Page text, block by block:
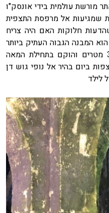
מורשת עולמית בידי אונסק"ו
פתלתלות שמגיעות אל מרפסת התצפית
חלוקות האם היה צריח
המבנה הגבוה העתיק ביותר
ברמלה. המגדל מתנשא לגובה 30 מטרים והוקם בתחילת המאה
ביום בהיר אל נופי גוש דן